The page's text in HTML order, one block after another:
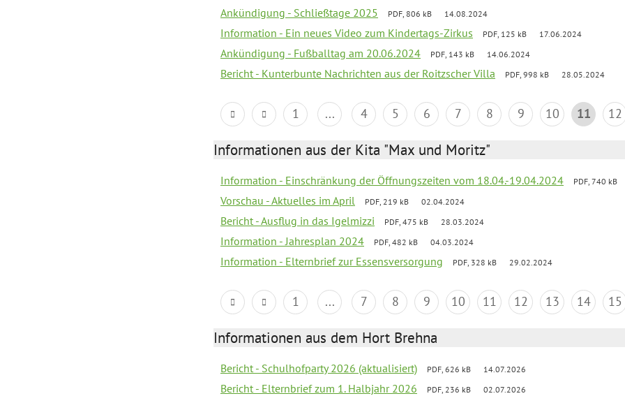
Ankündigung - Schließtage 2025 PDF, 806 kB 14.08.2024
Information - Ein neues Video zum Kindertags-Zirkus PDF, 125 kB 17.06.2024
Ankündigung - Fußballtag am 20.06.2024 PDF, 143 kB 14.06.2024
Bericht - Kunterbunte Nachrichten aus der Roitzscher Villa PDF, 998 kB 28.05.2024
1 ... 4 5 6 7 8 9 10 11 12
Informationen aus der Kita "Max und Moritz"
Information - Einschränkung der Öffnungszeiten vom 18.04.-19.04.2024 PDF, 740 kB
Vorschau - Aktuelles im April PDF, 219 kB 02.04.2024
Bericht - Ausflug in das Igelmizzi PDF, 475 kB 28.03.2024
Information - Jahresplan 2024 PDF, 482 kB 04.03.2024
Information - Elternbrief zur Essensversorgung PDF, 328 kB 29.02.2024
1 ... 7 8 9 10 11 12 13 14 15
Informationen aus dem Hort Brehna
Bericht - Schulhofparty 2026 (aktualisiert) PDF, 626 kB 14.07.2026
Bericht - Elternbrief zum 1. Halbjahr 2026 PDF, 236 kB 02.07.2026